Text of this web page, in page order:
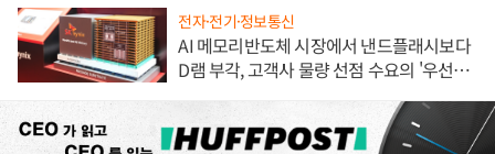
전자·전기·정보통신
AI 메모리반도체 시장에서 낸드플래시보다
D램 부각, 고객사 물량 선점 수요의 '우선순